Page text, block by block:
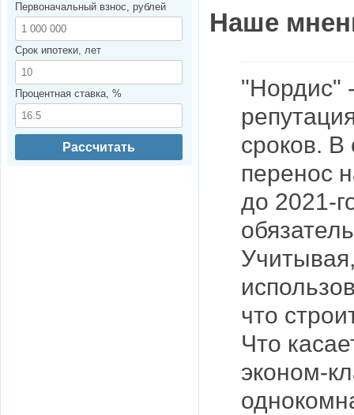
Наше
"Нордис"
сроков.
перенос
до 2021-
что
Что
эконом-
Первоначальный взнос, рублей
Срок ипотеки, лет
Процентная ставка, %
Рассчитать